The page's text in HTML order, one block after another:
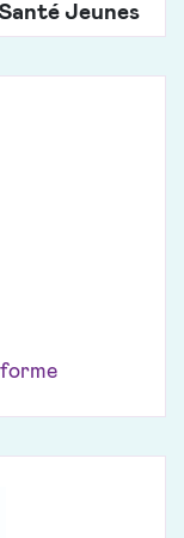
Jeunes